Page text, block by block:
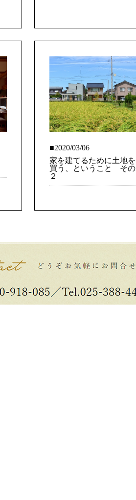
■2020/03/06
家を建てるために土地を
買う、ということ その
２